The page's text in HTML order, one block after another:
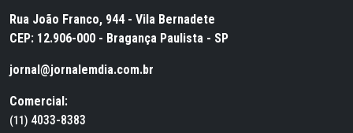
Rua João Franco, 944 - Vila Bernadete
CEP: 12.906-000 - Bragança Paulista - SP
jornal@jornalemdia.com.br
Comercial:
(11) 4033-8383